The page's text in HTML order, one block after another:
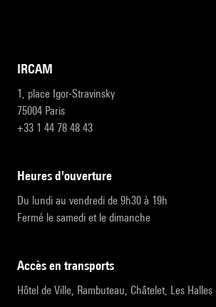
IRCAM
1, place Igor-Stravinsky
75004 Paris
+33 1 44 78 48 43
heures d'ouverture
Du lundi au vendredi de 9h30 à 19h
Fermé le samedi et le dimanche
accès en transports
Hôtel de Ville, Rambuteau, Châtelet, Les Halles